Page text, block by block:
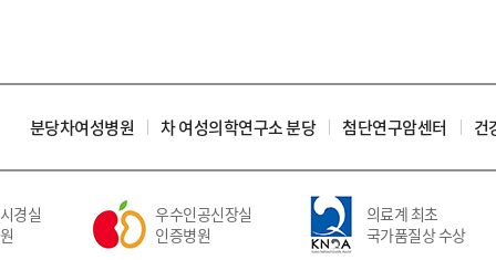
분당차여성병원 차 여성의학연구소 분당 첨단연구암센터 건
실
우수인공신장실
인증병원
의료계 최초
국가품질상 수상